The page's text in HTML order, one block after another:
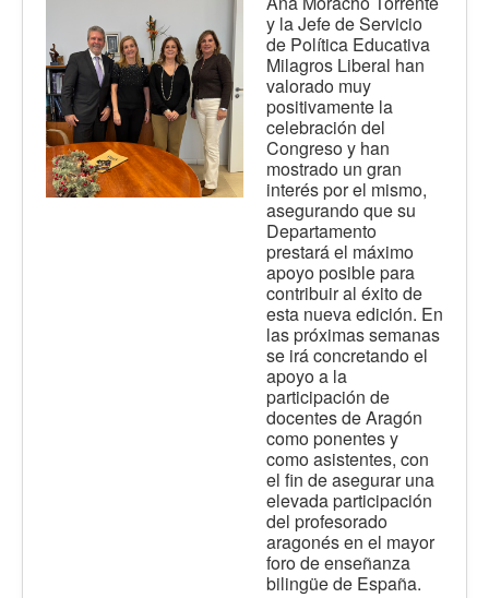
y la Jefe de Servicio
de Política Educativa
Milagros Liberal han
valorado muy
positivamente la
celebración del
Congreso y han
mostrado un gran
interés por el mismo,
asegurando que su
Departamento
prestará el máximo
apoyo posible para
contribuir al éxito de
esta nueva edición. En
las próximas semanas
se irá concretando el
apoyo a la
participación de
docentes de Aragón
como ponentes y
como asistentes, con
el fin de asegurar una
elevada participación
del profesorado
aragonés en el mayor
foro de enseñanza
bilingüe de España.